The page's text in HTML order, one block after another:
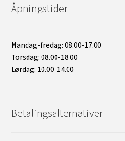
Åpningstider
Mandag-fredag: 08.00-17.00
Torsdag: 08.00-18.00
Lørdag: 10.00-14.00
Betalingsalternativer